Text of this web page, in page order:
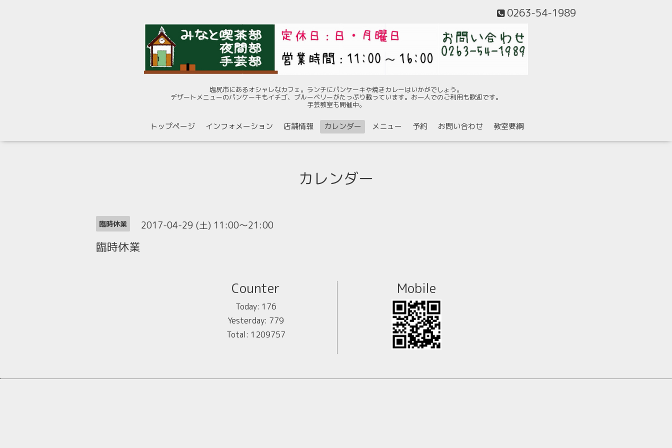
0263-54-1989
塩尻市にあるオシャレなカフェ。ランチにパンケーキや焼きカレーはいかがでしょう。
デザートメニューのパンケーキもイチゴ、ブルーベリーがたっぷり載っています。お一人でのご利用も歓迎です。
手芸教室も開催中。
トップページ インフォメーション 店舗情報 カレンダー メニュー 予約 お問い合わせ 教室要綱
カレンダー
臨時休業 2017-04-29 (土) 11:00～21:00
臨時休業
Counter
Today: 176
Yesterday: 779
Total: 1209757
Mobile